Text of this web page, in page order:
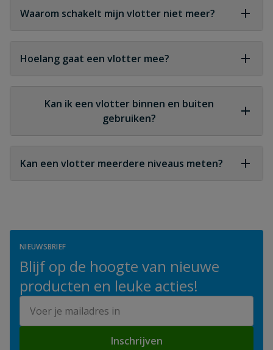
elektrisch aan te sluiten op de pomp of besturing.
Waarom schakelt mijn vlotter niet meer?
Dit kan komen door vuil, kalk, beschadiging of een
verkeerde positie.
Hoelang gaat een vlotter mee?
Met goed onderhoud kan een vlotter jarenlang
functioneren.
Kan ik een vlotter binnen en buiten
gebruiken?
Ja, de meeste vlotters zijn waterdicht en geschikt
voor binnen- en buiteninstallaties.
Kan een vlotter meerdere niveaus meten?
NIEUWSBRIEF
Blijf op de hoogte van nieuwe
producten en leuke acties!
Inschrijven